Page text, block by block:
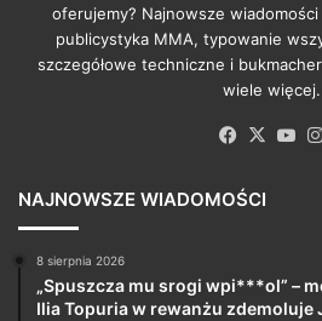
oferujemy? Najnowsze
publicystyka MMA, typowanie
szczegółowe techniczne i
wiele więcej.
Facebook
X
NAJNOWSZE WIADOMOŚCI
8 sierpnia 2026
„Spuszcza mu srogi wpi***ol” –
Ilia Topuria w rewanżu zdemoluje